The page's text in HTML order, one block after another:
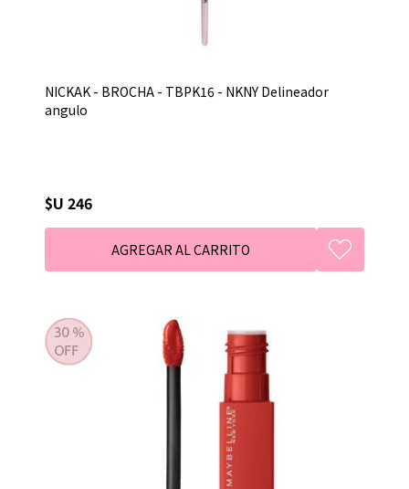
NICKAK - BROCHA - TBPK16 - NKNY Delineador
angulo
$U 246